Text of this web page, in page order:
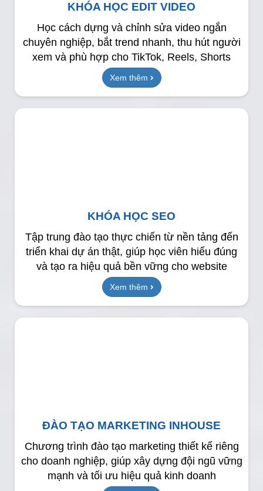
KHÓA HỌC EDIT VIDEO
Học cách dựng và chỉnh sửa video ngắn
chuyên nghiệp, bắt trend nhanh, thu hút người
xem và phù hợp cho TikTok, Reels, Shorts
Xem thêm
KHÓA HỌC SEO
Tập trung đào tạo thực chiến từ nền tảng đến
triển khai dự án thật, giúp học viên hiểu đúng
và tạo ra hiệu quả bền vững cho website
Xem thêm
ĐÀO TẠO MARKETING INHOUSE
Chương trình đào tạo marketing thiết kế riêng
cho doanh nghiệp, giúp xây dựng đội ngũ vững
mạnh và tối ưu hiệu quả kinh doanh